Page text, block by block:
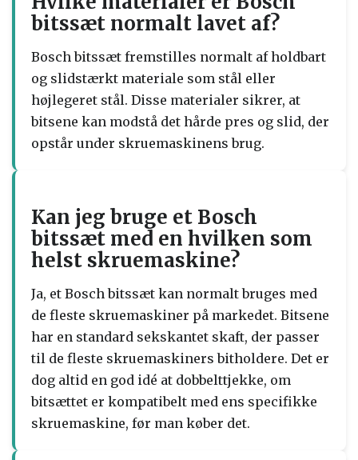
bitssæt normalt lavet af?
Bosch bitssæt fremstilles normalt af holdbart
og slidstærkt materiale som stål eller
højlegeret stål. Disse materialer sikrer, at
bitsene kan modstå det hårde pres og slid, der
opstår under skruemaskinens brug.
Kan jeg bruge et Bosch
bitssæt med en hvilken som
helst skruemaskine?
Ja, et Bosch bitssæt kan normalt bruges med
de fleste skruemaskiner på markedet. Bitsene
har en standard sekskantet skaft, der passer
til de fleste skruemaskiners bitholdere. Det er
dog altid en god idé at dobbelttjekke, om
bitsættet er kompatibelt med ens specifikke
skruemaskine, før man køber det.